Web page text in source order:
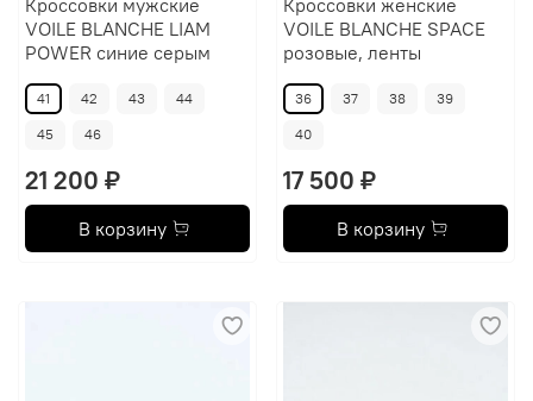
VOILE BLANCHE LIAM
POWER синие серым
41 42 43 44
45 46
21 200 ₽
В корзину
VOILE BLANCHE SPACE
розовые, ленты
36 37 38 39
40
17 500 ₽
В корзину